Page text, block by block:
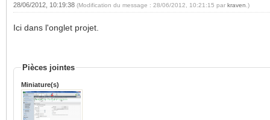
28/06/2012, 10:19:38 (Modification du message : 28/06/2012, 10:21:15 par kraven .)
Ici dans l'onglet projet.
Pièces jointes
Miniature(s)